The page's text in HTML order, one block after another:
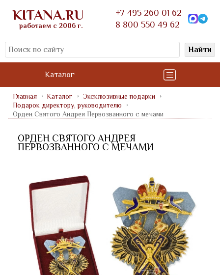
KITANA.RU
работаем с 2006 г.
+7 495 260 01 62
8 800 550 49 62
Найти
Каталог
Главная Каталог
Эксклюзивные подарки
Подарок директору, руководителю
Орден Святого Андрея Первозванного с мечами
ОРДЕН СВЯТОГО АНДРЕЯ
ПЕРВОЗВАННОГО С МЕЧАМИ